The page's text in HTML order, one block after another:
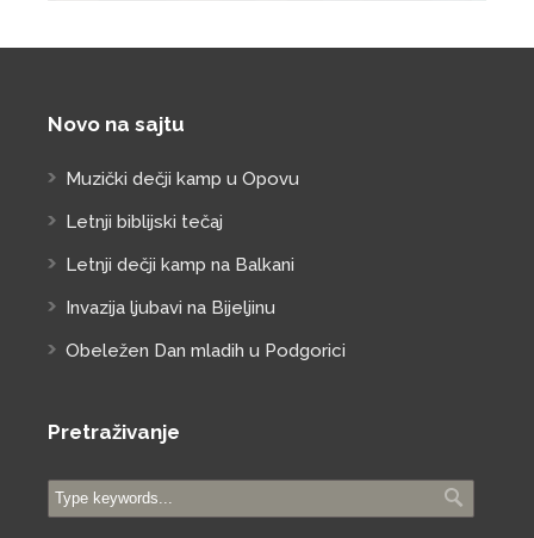
Novo na sajtu
Muzički dečji kamp u Opovu
Letnji biblijski tečaj
Letnji dečji kamp na Balkani
Invazija ljubavi na Bijeljinu
Obeležen Dan mladih u Podgorici
Pretraživanje